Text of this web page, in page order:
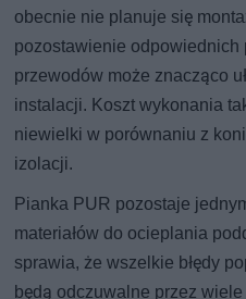
obecnie nie planuje się
pozostawienie
przewodów może znacząco
instalacji. Koszt wykonania
niewielki w porównaniu z
izolacji.
Pianka PUR pozostaje
materiałów do ocieplania
sprawia, że wszelkie błędy
będą odczuwalne przez